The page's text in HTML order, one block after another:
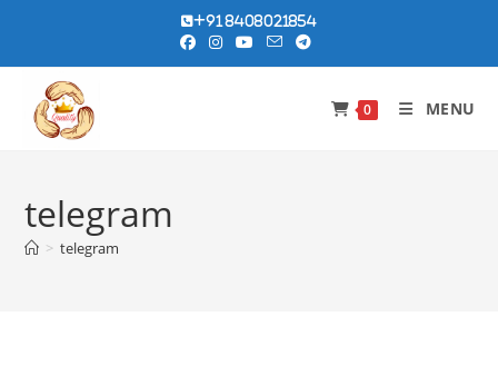
content
+91 8408021854
0 MENU
telegram
> telegram